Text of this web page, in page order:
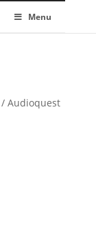
Menu
/ Audioquest